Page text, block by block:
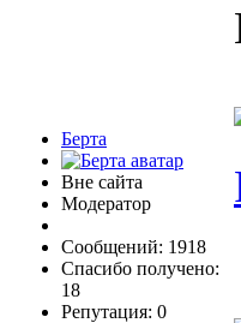
Берта
Вне сайта
Модератор
Сообщений: 1918
Спасибо получено:
18
Репутация: 0